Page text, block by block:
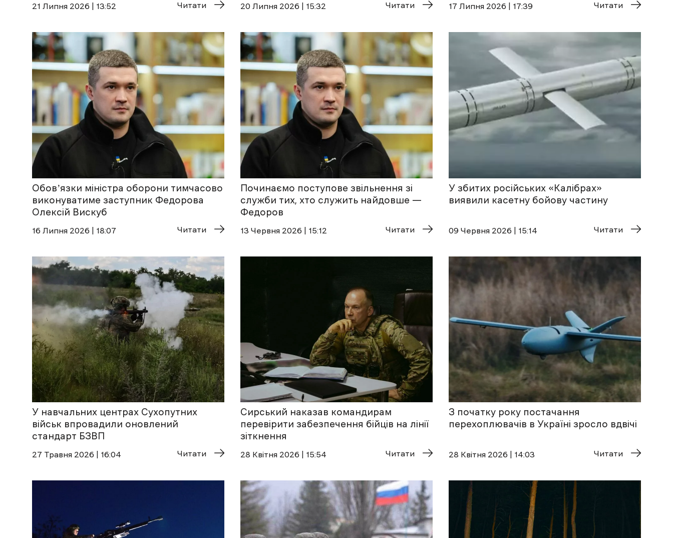
21 Липня 2026 | 13:52 Читати 20 Липня 2026 | 15:32 Читати 17 Липня 2026 | 17:39 Читати
Обовʼязки міністра оборони тимчасово
виконуватиме заступник Федорова
Олексій Вискуб
16 Липня 2026 | 18:07 Читати
Починаємо поступове звільнення зі
служби тих, хто служить найдовше —
Федоров
13 Червня 2026 | 15:12 Читати
У збитих російських «Калібрах»
виявили касетну бойову частину
09 Червня 2026 | 15:14 Читати
У навчальних центрах Сухопутних
військ впровадили оновлений
стандарт БЗВП
27 Травня 2026 | 16:04 Читати
Сирський наказав командирам
перевірити забезпечення бійців на лінії
зіткнення
28 Квітня 2026 | 15:54 Читати
З початку року постачання
перехоплювачів в Україні зросло вдвічі
28 Квітня 2026 | 14:03 Читати